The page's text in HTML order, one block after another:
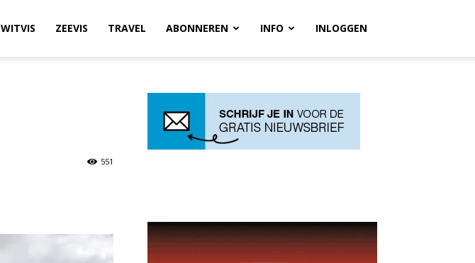
WITVIS ZEEVIS TRAVEL ABONNEREN INFO INLOGGEN
551